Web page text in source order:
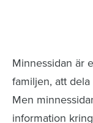
Minnessidan är
familjen, att
Men
information